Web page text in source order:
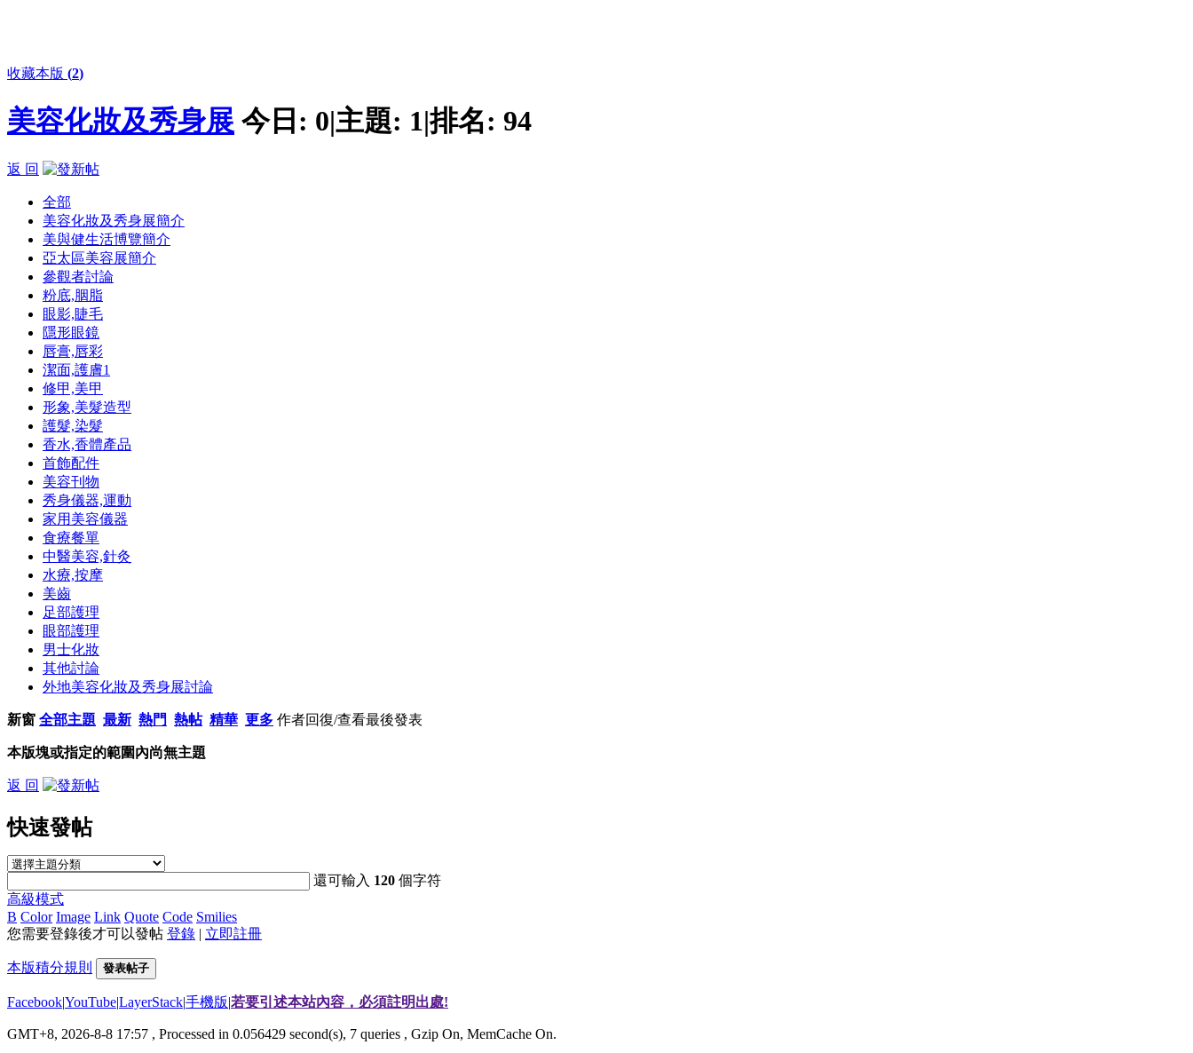
收藏本版 (2)
美容化妝及秀身展 今日: 0|主題: 1|排名: 94
返 回
全部
美容化妝及秀身展簡介
美與健生活博覽簡介
亞太區美容展簡介
參觀者討論
粉底,胭脂
眼影,睫毛
隱形眼鏡
唇膏,唇彩
潔面,護膚1
修甲,美甲
形象,美髮造型
護髮,染髮
香水,香體產品
首飾配件
美容刊物
秀身儀器,運動
家用美容儀器
食療餐單
中醫美容,針灸
水療,按摩
美齒
足部護理
眼部護理
男士化妝
其他討論
外地美容化妝及秀身展討論
新窗 全部主題 最新 熱門 熱帖 精華 更多 作者回復/查看最後發表
本版塊或指定的範圍內尚無主題
返 回
快速發帖
還可輸入 120 個字符
高級模式
B Color Image Link Quote Code Smilies
您需要登錄後才可以發帖 登錄 | 立即註冊
本版積分規則 發表帖子
Facebook|YouTube|LayerStack|手機版|若要引述本站內容，必須註明出處!
GMT+8, 2026-8-8 17:57 , Processed in 0.056429 second(s), 7 queries , Gzip On, MemCache On.